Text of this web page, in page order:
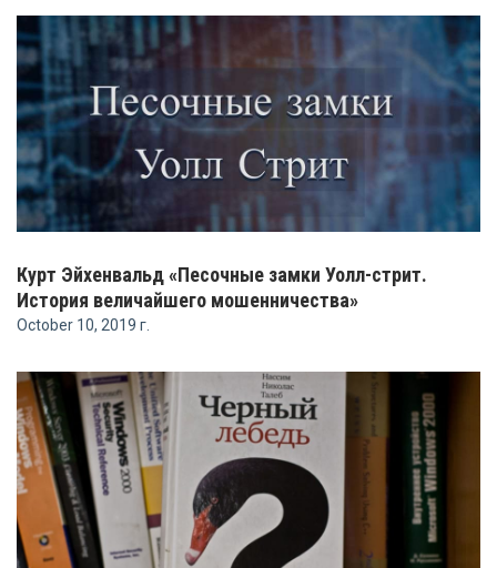
Курт Эйхенвальд «Песочные замки Уолл-стрит.
История величайшего мошенничества»
October 10, 2019 г.